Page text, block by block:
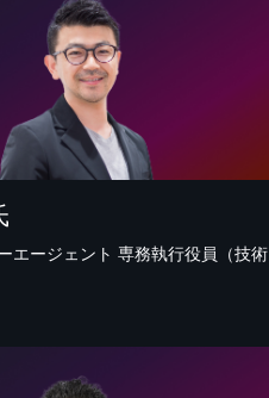
エージェント 専務執行役員（技術